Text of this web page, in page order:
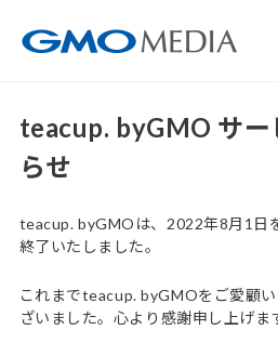
teacup. byGMO サー
らせ
teacup. byGMOは、2022年8月1日
終了いたしました。
これまでteacup. byGMOをご愛顧
ざいました。心より感謝申し上げま